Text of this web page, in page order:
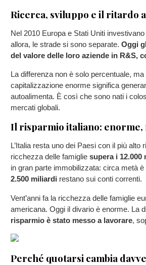
Ricerca, sviluppo e il ritardo
Nel 2010 Europa e Stati Uniti
allora, le strade si sono separate. Oggi
del valore delle loro aziende in R&S,
La differenza non è solo percentuale,
capitalizzazione enorme significa
autoalimenta. È così che sono nati i
mercati globali.
Il risparmio italiano: enorme,
L’Italia resta uno dei Paesi con il più
ricchezza delle famiglie supera i
in gran parte immobilizzata: circa metà
2.500 miliardi restano sui conti correnti.
Vent’anni fa la ricchezza delle famiglie
americana. Oggi il divario è enorme. La
risparmio è stato messo a lavorare,
Perché quotarsi cambia